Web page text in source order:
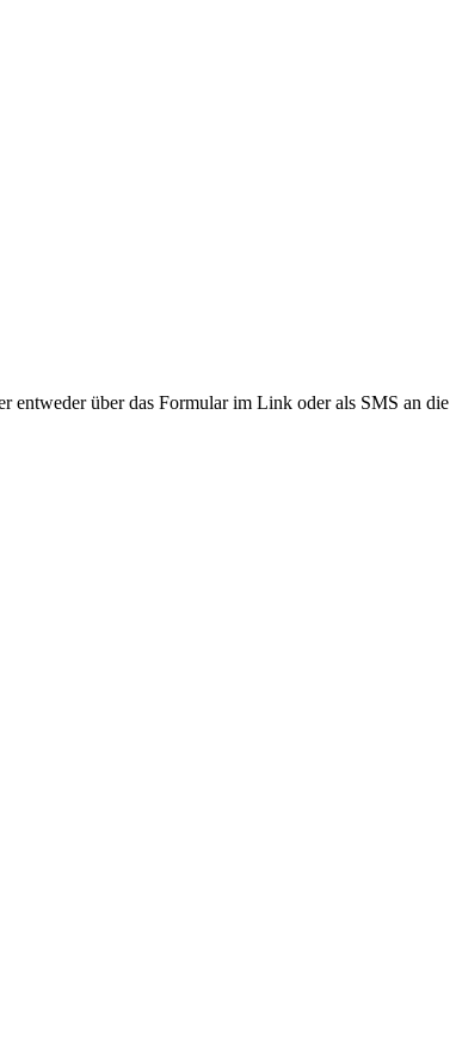
entweder über das Formular im Link oder als SMS an die